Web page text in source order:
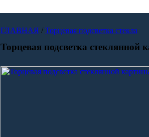
ГЛАВНАЯ / Торцевая подсветка стекла
Торцевая подсветка стеклянной